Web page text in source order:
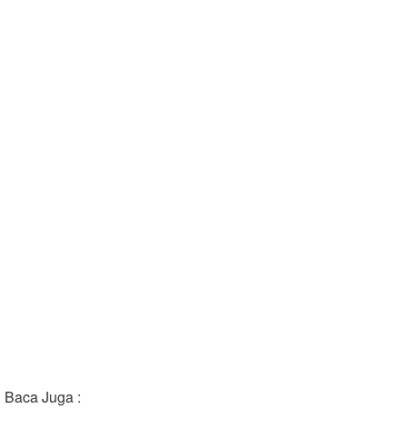
Baca Juga :